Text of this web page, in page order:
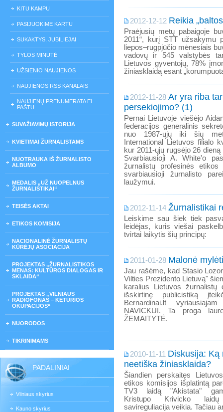
KITU KAMPU
PASIJUOKIME KARTU
SUKAKTYS, JUBILIEJAI
TYLOS MINUTĖ
UŽSIENIO NAUJIENOS
NAUJIENOS RSS KANALAIS
NAUJIENŲ PRENUMERATA EL.
PAŠTU
SUVAŽIAVIMŲ ISTORIJA
KVIETIMAI ŽURNALISTAMS
NUOTRAUKA IŠ ŽURNALISTO
ALBUMO
MEDALIS „UŽ NUOPELNUS
ŽURNALISTIKAI“
TEISĖS AKTAI
ETIKOS KOMISIJA
NACIONALINĖ ŽURNALISTŲ
KŪRĖJŲ ASOCIACIJA
PROJEKTAS „ŽURNALISTIKOS
MENAS: KULTŪROS DIALOGAS IR
SKLAIDA“
PROJEKTAS „VILNIAUS
RADIOFONAS – KETURIOS
OKUPACIJOS“
NUORODOS
TIKRINIMAMS
PADALINIAI
Vilniaus skyrius
Kauno skyrius
2012-12-12 Reikia
Praėjusių metų pabaigoje
2011“, kurį STT užsakymu
liepos–rugpjūčio mėnesiais
vadovų ir 545 valstybės
Lietuvos gyventojų, 78%
žiniasklaidą esant
2012-11-28 Ar yra riba
persekiojimo? (1)
Pernai Lietuvoje viešėjo
federacijos generalinis
nuo 1987-ųjų iki šių
International Lietuvos filialo
kur 2011-ųjų rugsėjo 26
Svarbiausioji A. White'o
žurnalistų profesinės
svarbiausioji žurnalisto
laužymui.
2012-11-14 Žurnalistikai
Leiskime sau šiek tiek
leidėjas, kuris viešai
tvirtai laikytis šių principų:
2011-01-28 Malonė
Jau rašėme, kad Stasio
Vilties Prezidento Lietuvą"
karalius Lietuvos žurnalistų
išskirtinę publicistiką
Bernardinai.lt
NAVICKUI. Ta proga
ŽEMAITYTĖ.
2010-11-11 Diskusija: Ką
neetiška žiniasklaida?
Šiandien perskaitęs
etikos komisijos išplatintą
TV3 laidą "Akistata"
Kristupo Krivicko
savireguliacija veikia. Tačiau